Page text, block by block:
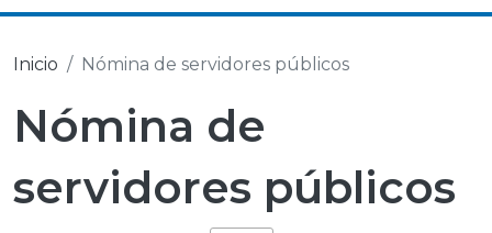
Inicio Nómina de servidores públicos
Nómina de
servidores públicos